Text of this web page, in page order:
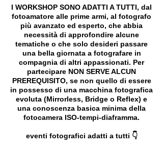
I WORKSHOP SONO ADATTI A TUTTI, dal
fotoamatore alle prime armi, al fotografo
più avanzato ed esperto, che abbia
necessità di approfondire alcune
tematiche o che solo desideri passare
una bella giornata a fotografare in
compagnia di altri appassionati. Per
partecipare NON SERVE ALCUN
PREREQUISITO, se non quello di essere
in possesso di una macchina fotografica
evoluta (Mirrorless, Bridge o Reflex) e
una conoscenza basica minima della
fotocamera ISO-tempi-diaframma.
eventi fotografici adatti a tutti 👇